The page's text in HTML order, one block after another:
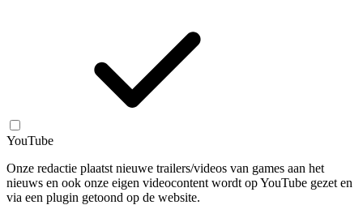
YouTube
Onze redactie plaatst nieuwe trailers/videos van games aan het
nieuws en ook onze eigen videocontent wordt op YouTube gezet en
via een plugin getoond op de website.